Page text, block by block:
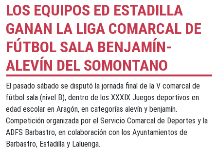
LOS EQUIPOS ED ESTADILLA
GANAN LA LIGA COMARCAL DE
FÚTBOL SALA BENJAMÍN-
ALEVÍN DEL SOMONTANO
El pasado sábado se disputó la jornada final de la V comarcal de
fútbol sala (nivel B), dentro de los XXXIX Juegos deportivos en
edad escolar en Aragón, en categorías alevín y benjamín.
Competición organizada por el Servicio Comarcal de Deportes y la
ADFS Barbastro, en colaboración con los Ayuntamientos de
Barbastro, Estadilla y Laluenga.